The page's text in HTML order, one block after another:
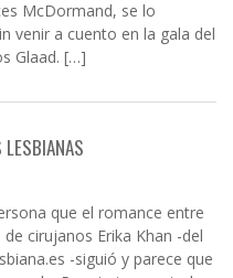
McDormand, se lo
venir a cuento en la gala del
Glaad. […]
LESBIANAS
que el romance entre
cirujanos Erika Khan -del
-siguió y parece que